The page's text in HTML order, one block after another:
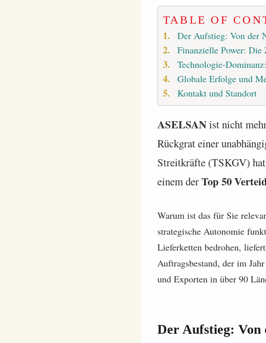
TABLE OF
Der Aufstieg: Von der
Finanzielle Power: Die
Technologie-
Globale Erfolge und
Kontakt und Standort
ASELSANist nicht
Rückgrat einer
Streitkräfte (TSKGV)
einem derTop 50
Warum ist das für Sie
strategische Autonomie
Lieferketten bedrohen,
Auftragsbestand, der im
und Exporten in über 90
Der Aufstieg: